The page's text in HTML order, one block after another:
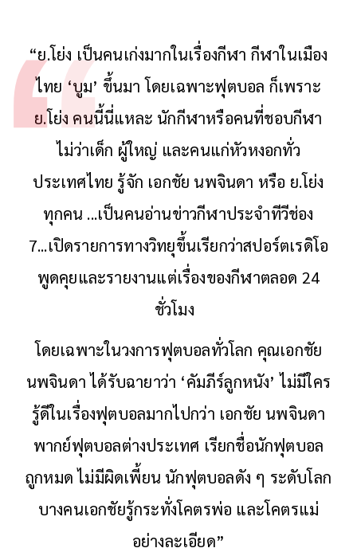
“ย.โย่ง เป็นคนเก่งมากในเรื่องกีฬา กีฬาในเมือง
ไทย ‘บูม’ ขึ้นมา โดยเฉพาะฟุตบอล ก็เพราะ
ย.โย่ง คนนี้นี่แหละ นักกีฬาหรือคนที่ชอบกีฬา
ไม่ว่าเด็ก ผู้ใหญ่ และคนแก่หัวหงอกทั่ว
ประเทศไทย รู้จัก เอกชัย นพจินดา หรือ ย.โย่ง
ทุกคน ...เป็นคนอ่านข่าวกีฬาประจำทีวีช่อง
7...เปิดรายการทางวิทยุขึ้นเรียกว่าสปอร์ตเรดิโอ
พูดคุยและรายงานแต่เรื่องของกีฬาตลอด 24
ชั่วโมง
โดยเฉพาะในวงการฟุตบอลทั่วโลก คุณเอกชัย
นพจินดา ได้รับฉายาว่า ‘คัมภีร์ลูกหนัง’ ไม่มีใคร
รู้ดีในเรื่องฟุตบอลมากไปกว่า เอกชัย นพจินดา
พากย์ฟุตบอลต่างประเทศ เรียกชื่อนักฟุตบอล
ถูกหมด ไม่มีผิดเพี้ยน นักฟุตบอลดัง ๆ ระดับโลก
บางคนเอกชัยรู้กระทั่งโคตรพ่อ และโคตรแม่
อย่างละเอียด”